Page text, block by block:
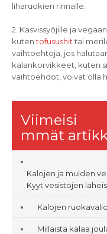
liharuokien rinnalle.
2. Kasvissyöjille ja
kutentofusushittai
vaihtoehtoja, jos
kalankorvikkeet, kuten
vaihtoehdot, voivat olla
Artikkelien
selaus
Viimeisi
mmät
Kalojen ja muiden
Kyyt vesistöjen
Kalojen
Millaista kalaa